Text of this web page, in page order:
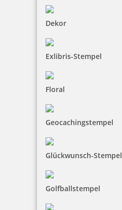
Dekor
Exlibris-Stempel
Floral
Geocachingstempel
Glückwunsch-Stempel
Golfballstempel